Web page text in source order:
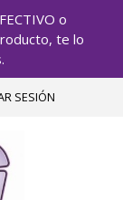
o
te lo
SESIÓN